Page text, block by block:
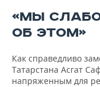
«МЫ
ОБ ЭТОМ»
Как справедливо
Татарстана Асгат
напряженным для